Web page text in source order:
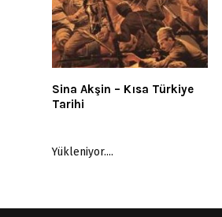
Sina Akşin – Kısa Türkiye
Tarihi
Yükleniyor....